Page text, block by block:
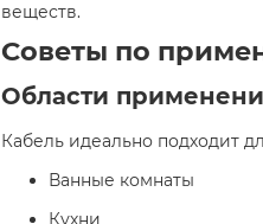
веществ.​
Советы по
Области
Кабель идеально подходит
Ванные комнаты
Кухни